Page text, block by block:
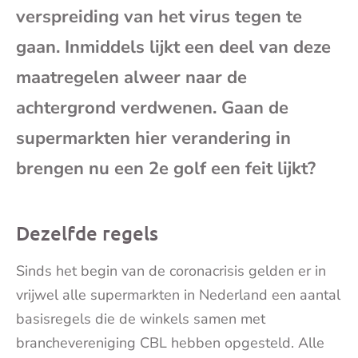
verspreiding van het virus tegen te
gaan. Inmiddels lijkt een deel van deze
maatregelen alweer naar de
achtergrond verdwenen. Gaan de
supermarkten hier verandering in
brengen nu een 2e golf een feit lijkt?
Dezelfde regels
Sinds het begin van de coronacrisis gelden er in
vrijwel alle supermarkten in Nederland een aantal
basisregels die de winkels samen met
branchevereniging CBL hebben opgesteld. Alle